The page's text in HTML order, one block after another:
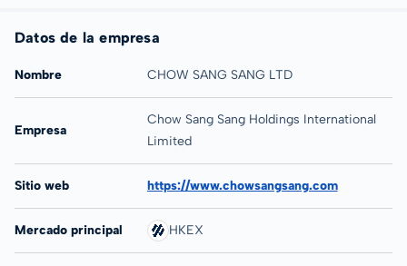
Datos de la empresa
Nombre CHOW SANG SANG LTD
Empresa
Chow Sang Sang Holdings International
Limited
Sitio web https://www.chowsangsang.com
Mercado principal HKEX